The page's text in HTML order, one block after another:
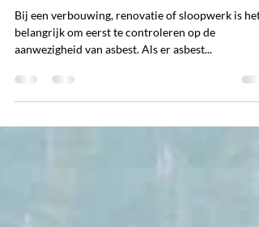
Hoe veilig asbest verwijderen?
belangrijk om eerst te controleren op de
aanwezigheid van asbest. Als er asbest...